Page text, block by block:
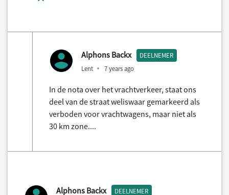
Alphons Backx DEELNEMER
Lent 7 years ago
In de nota over het vrachtverkeer, staat ons
deel van de straat weliswaar gemarkeerd als
verboden voor vrachtwagens, maar niet als
30 km zone....
Alphons Backx DEELNEMER